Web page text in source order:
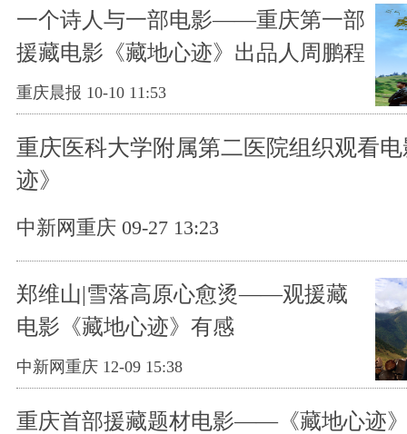
一个诗人与一部电影——重庆第一部
援藏电影《藏地心迹》出品人周鹏程
的故事
重庆晨报 10-10 11:53
重庆医科大学附属第二医院组织观看
迹》
中新网重庆 09-27 13:23
郑维山|雪落高原心愈烫——观援藏
电影《藏地心迹》有感
中新网重庆 12-09 15:38
重庆首部援藏题材电影——《藏地心迹